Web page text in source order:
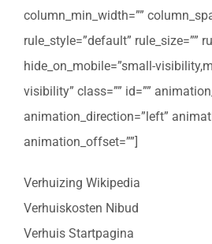
column_min_width=””
rule_style=”default” rule_size=””
hide_on_mobile=”small-
visibility” class=”” id=””
animation_direction=”left”
animation_offset=””]
Verhuizing Wikipedia
Verhuiskosten Nibud
Verhuis Startpagina